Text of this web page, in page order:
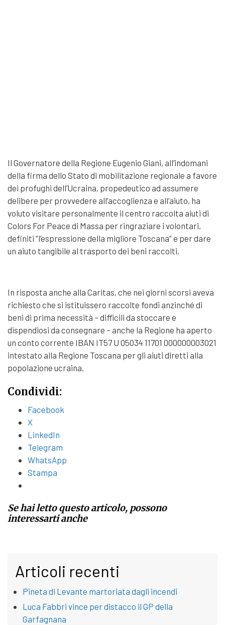
Il Governatore della Regione Eugenio Giani, all’indomani
della firma dello Stato di mobilitazione regionale a favore
dei profughi dell’Ucraina, propedeutico ad assumere
delibere per provvedere all’accoglienza e all’aiuto, ha
voluto visitare personalmente il centro raccolta aiuti di
Colors For Peace di Massa per ringraziare i volontari,
definiti “l’espressione della migliore Toscana” e per dare
un aiuto tangibile al trasporto dei beni raccolti.
In risposta anche alla Caritas, che nei giorni scorsi aveva
richiesto che si istituissero raccolte fondi anzinché di
beni di prima necessità – difficili da stoccare e
dispendiosi da consegnare – anche la Regione ha aperto
un conto corrente IBAN IT57 U 05034 11701 000000003021
intestato alla Regione Toscana per gli aiuti diretti alla
popolazione ucraina.
Condividi:
Facebook
X
LinkedIn
Telegram
WhatsApp
Stampa
Se hai letto questo articolo, possono
interessarti anche
Articoli recenti
Pineta di Levante martoriata dagli incendi
Luca Fabbri vince per distacco il GP della
Garfagnana